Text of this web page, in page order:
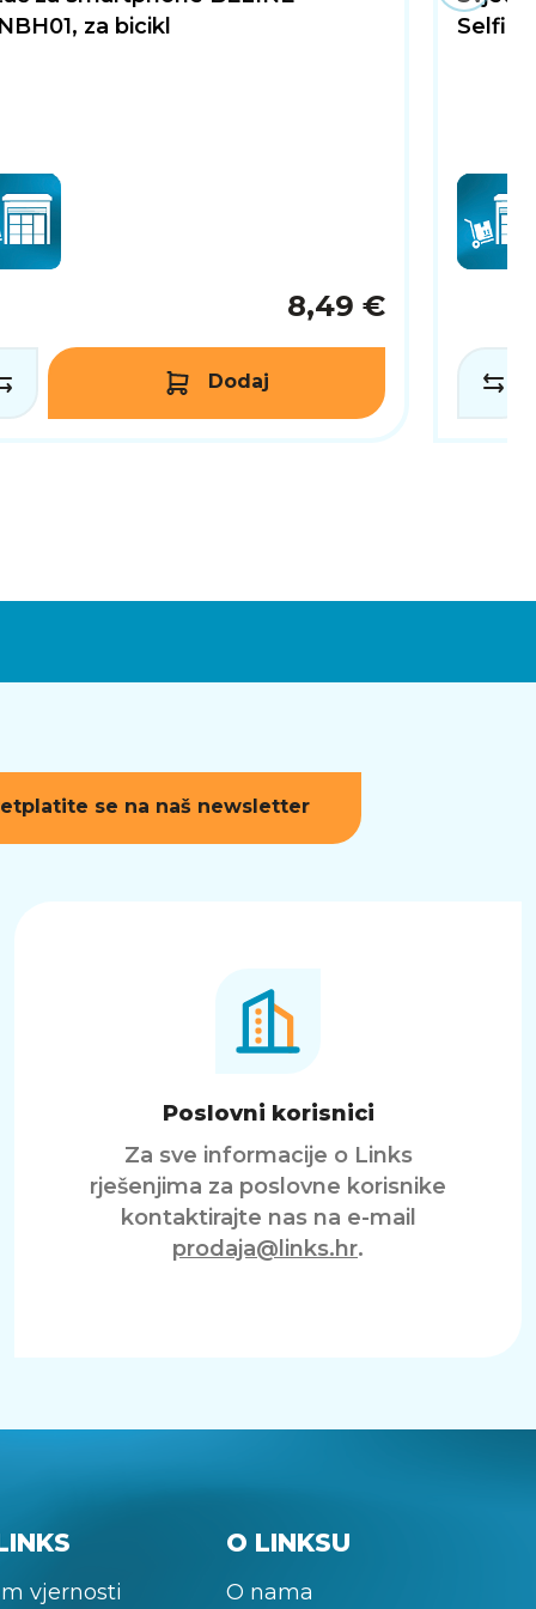
za bicikl
8,49 €
Dodaj
Selfie
se na naš newsletter
Poslovni korisnici
Za sve informacije o Links
rješenjima za poslovne korisnike
kontaktirajte nas na e-mail
prodaja@links.hr.
vjernosti
O LINKSU
O nama